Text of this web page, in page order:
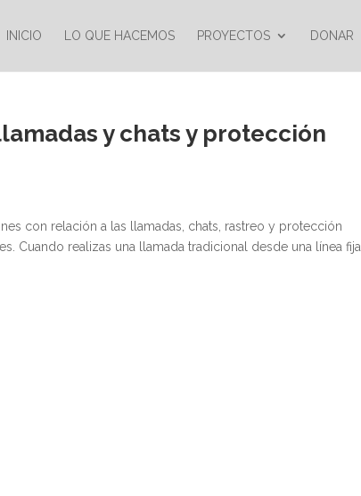
INICIO LO QUE HACEMOS PROYECTOS DONAR
y chats y protección
con relación a las llamadas, chats, rastreo y protección
Cuando realizas una llamada tradicional desde una línea fija